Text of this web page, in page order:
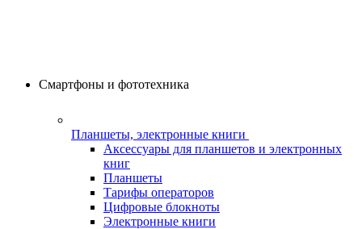
Смартфоны и фототехника
Планшеты, электронные книги
Аксессуары для планшетов и электронных
книг
Планшеты
Тарифы операторов
Цифровые блокноты
Электронные книги